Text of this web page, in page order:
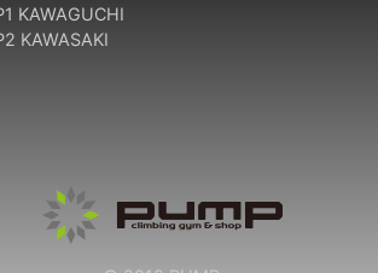
KAWAGUCHI
KAWASAKI